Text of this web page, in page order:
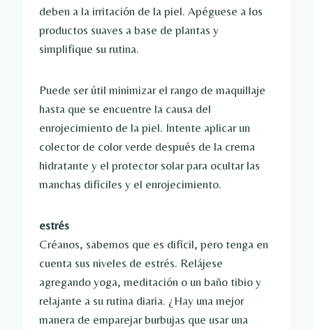
deben a la irritación de la piel. Apéguese a los
productos suaves a base de plantas y
simplifique su rutina.
Puede ser útil minimizar el rango de maquillaje
hasta que se encuentre la causa del
enrojecimiento de la piel. Intente aplicar un
colector de color verde después de la crema
hidratante y el protector solar para ocultar las
manchas difíciles y el enrojecimiento.
estrés
Créanos, sabemos que es difícil, pero tenga en
cuenta sus niveles de estrés. Relájese
agregando yoga, meditación o un baño tibio y
relajante a su rutina diaria. ¿Hay una mejor
manera de emparejar burbujas que usar una